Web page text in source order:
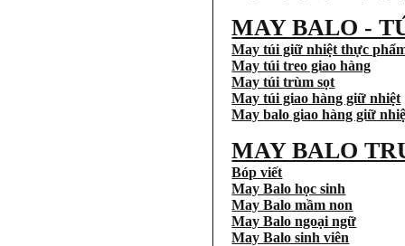
MAY BALO -
May túi giữ nhiệt thực
May túi treo giao hàng
May túi trùm sọt
May túi giao hàng giữ nhiệt
May balo giao hàng giữ
MAY BALO
Bóp viết
May Balo học sinh
May Balo mầm non
May Balo ngoại ngữ
May Balo sinh viên